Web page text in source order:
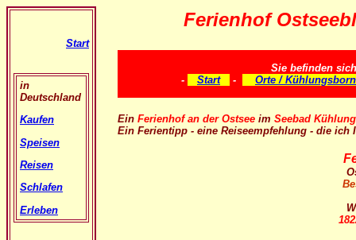
Start
in
Deutschland
Kaufen
Speisen
Reisen
Schlafen
Erleben
Ferienhof
Sie befinden
-
Start - Orte / Kühlungsborn
Ein Ferienhof an der Ostsee im Seebad
Ein Ferientipp - eine Reiseempfehlung - die